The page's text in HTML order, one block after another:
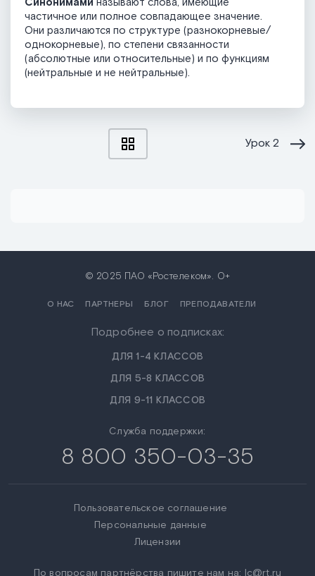
Синонимами называют слова, имеющие
частичное или полное совпадающее значение.
Они различаются по структуре (разнокорневые/
однокорневые), по степени связанности
(абсолютные или относительные) и по функциям
(нейтральные и не нейтральные).
Урок2
© 2025 ПАО «Ростелеком». 0+
О НАС ПАРТНЕРЫ БЛОГ ПРЕПОДАВАТЕЛИ
Подробнее о подписках:
ДЛЯ 1-4 КЛАССОВ
ДЛЯ 5-8 КЛАССОВ
ДЛЯ 9-11 КЛАССОВ
Служба поддержки:
8 800 350-03-35
Пользовательское соглашение
Персональные данные
Лицензии